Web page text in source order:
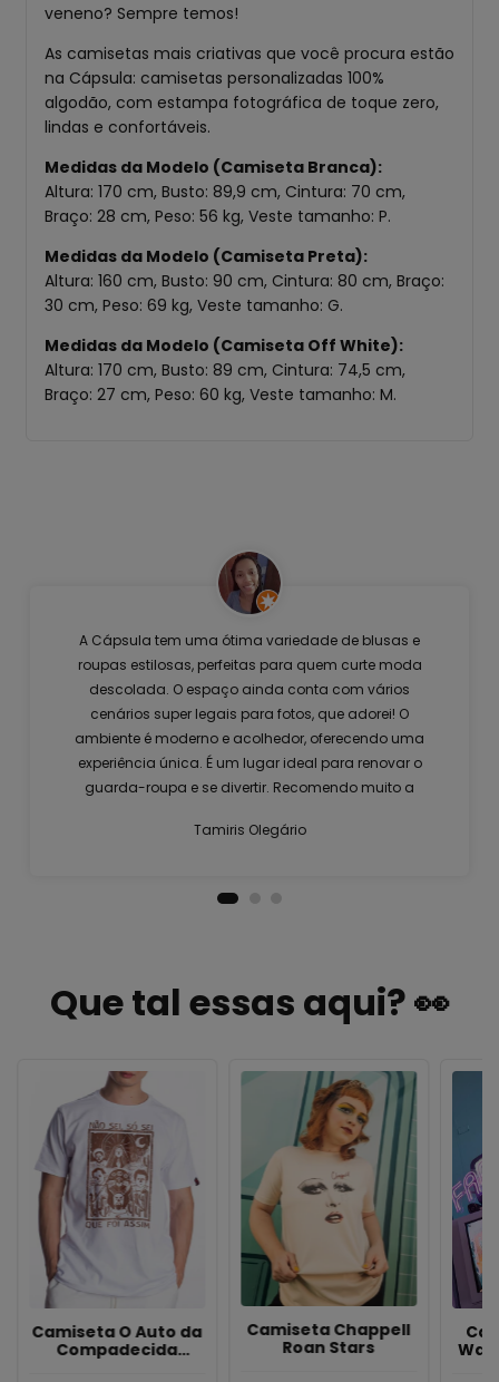
veneno? Sempre temos!
As camisetas mais criativas que você procura estão
na Cápsula: camisetas personalizadas 100%
algodão, com estampa fotográfica de toque zero,
lindas e confortáveis.
Medidas da Modelo (Camiseta Branca):
Altura: 170 cm, Busto: 89,9 cm, Cintura: 70 cm,
Braço: 28 cm, Peso: 56 kg, Veste tamanho: P.
Medidas da Modelo (Camiseta Preta):
Altura: 160 cm, Busto: 90 cm, Cintura: 80 cm, Braço:
30 cm, Peso: 69 kg, Veste tamanho: G.
Medidas da Modelo (Camiseta Off White):
Altura: 170 cm, Busto: 89 cm, Cintura: 74,5 cm,
Braço: 27 cm, Peso: 60 kg, Veste tamanho: M.
A Cápsula tem uma ótima variedade de blusas e
roupas estilosas, perfeitas para quem curte moda
descolada. O espaço ainda conta com vários
cenários super legais para fotos, que adorei! O
ambiente é moderno e acolhedor, oferecendo uma
experiência única. É um lugar ideal para renovar o
guarda-roupa e se divertir. Recomendo muito a
Tamiris Olegário
Que tal essas aqui? 👀
Camiseta O Auto da
Compadecida
Camiseta Chappell
Roan Stars